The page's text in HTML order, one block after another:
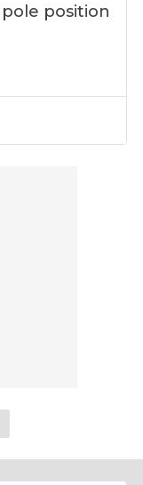
position